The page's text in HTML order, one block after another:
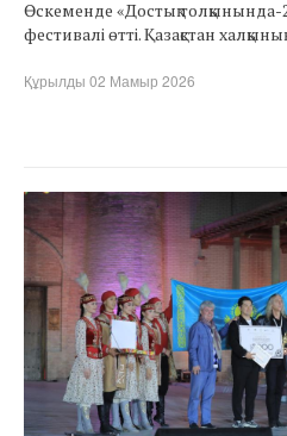
Өскеменде «Достық толқынында-
фестивалі өтті. Қазақстан
Құрылды 02 Мамыр 2026